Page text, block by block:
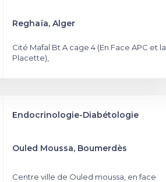
Reghaïa, Alger
Cité Mafal Bt A cage 4 (En Face APC et la
Placette),
Endocrinologie-Diabétologie
Ouled Moussa, Boumerdès
Centre ville de Ouled moussa, en face